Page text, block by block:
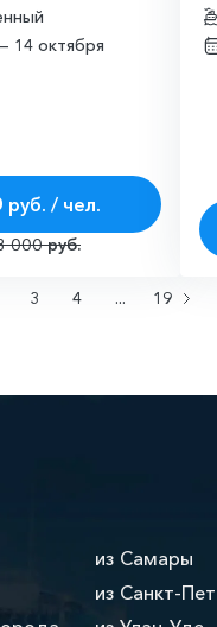
14 октября
руб. / чел.
000 руб.
3 4 ... 19
из Самары
из Санкт-